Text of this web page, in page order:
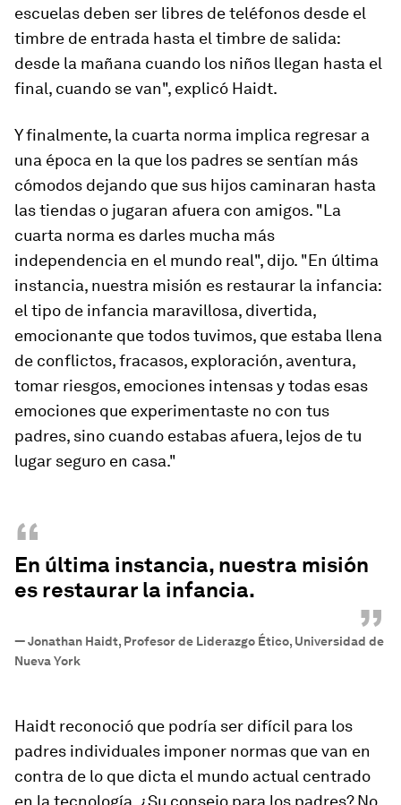
escuelas deben ser libres de teléfonos desde el
timbre de entrada hasta el timbre de salida:
desde la mañana cuando los niños llegan hasta el
final, cuando se van", explicó Haidt.
Y finalmente, la cuarta norma implica regresar a
una época en la que los padres se sentían más
cómodos dejando que sus hijos caminaran hasta
las tiendas o jugaran afuera con amigos. "La
cuarta norma es darles mucha más
independencia en el mundo real", dijo. "En última
instancia, nuestra misión es restaurar la infancia:
el tipo de infancia maravillosa, divertida,
emocionante que todos tuvimos, que estaba llena
de conflictos, fracasos, exploración, aventura,
tomar riesgos, emociones intensas y todas esas
emociones que experimentaste no con tus
padres, sino cuando estabas afuera, lejos de tu
lugar seguro en casa."
“
En última instancia, nuestra misión
es restaurar la infancia.
”
—Jonathan Haidt, Profesor de Liderazgo Ético, Universidad de
Nueva York
Haidt reconoció que podría ser difícil para los
padres individuales imponer normas que van en
contra de lo que dicta el mundo actual centrado
en la tecnología. ¿Su consejo para los padres? No